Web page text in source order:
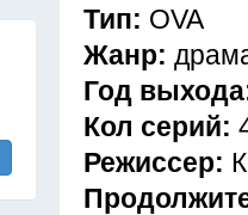
Тип: OVA
Жанр:
Год
Кол серий:
Режиссер: